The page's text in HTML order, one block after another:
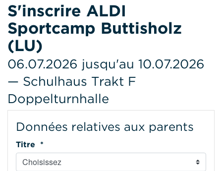
S'inscrire ALDI
Sportcamp Buttisholz
(LU)
06.07.2026 jusqu'au 10.07.2026
— Schulhaus Trakt F
Doppelturnhalle
Données relatives aux parents
Titre *